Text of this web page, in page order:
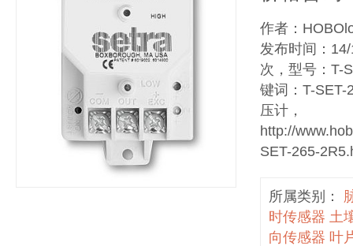
作者：
发布时间：
次，型号：T-
键词：T-SET-
压计，
http://
SET-265-
所属类别：
时传感器 土
向传感器 叶